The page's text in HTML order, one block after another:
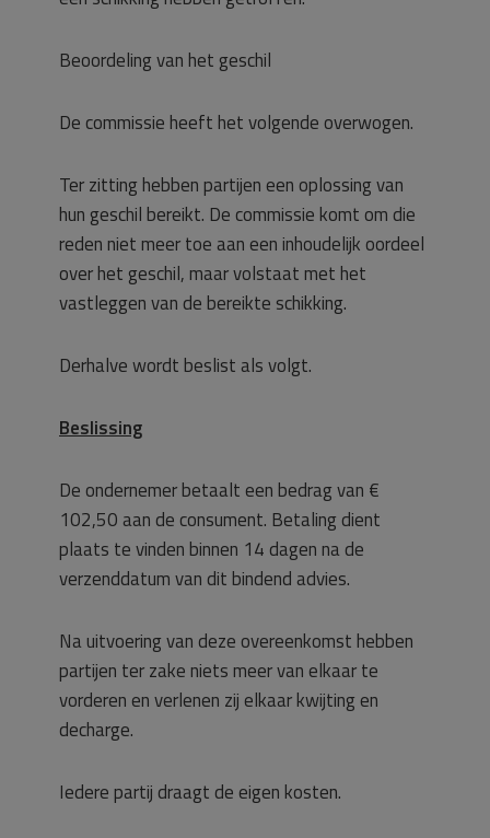
Beoordeling van het geschil
De commissie heeft het volgende overwogen.
Ter zitting hebben partijen een oplossing van
hun geschil bereikt. De commissie komt om die
reden niet meer toe aan een inhoudelijk oordeel
over het geschil, maar volstaat met het
vastleggen van de bereikte schikking.
Derhalve wordt beslist als volgt.
Beslissing
De ondernemer betaalt een bedrag van €
102,50 aan de consument. Betaling dient
plaats te vinden binnen 14 dagen na de
verzenddatum van dit bindend advies.
Na uitvoering van deze overeenkomst hebben
partijen ter zake niets meer van elkaar te
vorderen en verlenen zij elkaar kwijting en
decharge.
Iedere partij draagt de eigen kosten.